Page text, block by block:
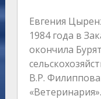
Евгения
1984 года в
окончила
В.Р.
«Ветеринария».